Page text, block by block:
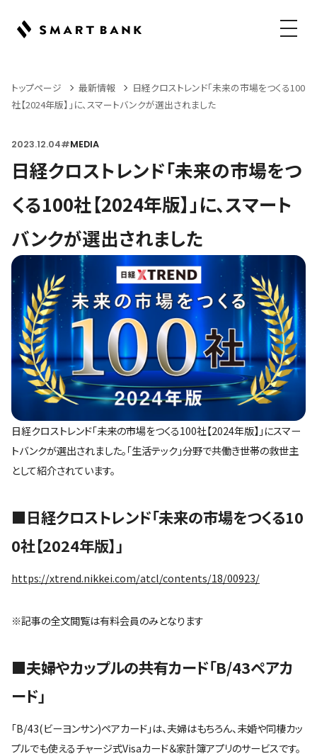
メニュ
トップページ 最新情報
日経クロストレンド「未来の市場をつくる100
社【2024年版】」に、スマートバンクが選出されました
2023.12.04#MEDIA
日経クロストレンド「未来の市場をつ
くる100社【2024年版】」に、スマート
バンクが選出されました
日経クロストレンド「未来の市場をつくる100社【2024年版】」にスマー
トバンクが選出されました。「生活テック」分野で共働き世帯の救世主
として紹介されています。
■日経クロストレンド「未来の市場をつくる10
0社【2024年版】」
https://xtrend.nikkei.com/atcl/contents/18/00923/
※記事の全文閲覧は有料会員のみとなります
■夫婦やカップルの共有カード「B/43ペアカ
ード」
「B/43(ビーヨンサン)ペアカード」は、夫婦はもちろん、未婚や同棲カッ
プルでも使えるチャージ式Visaカード＆家計簿アプリのサービスです。